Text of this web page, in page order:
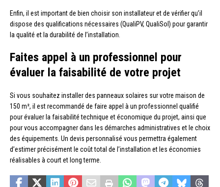
Enfin, il est important de bien choisir son installateur et de vérifier qu’il
dispose des qualifications nécessaires (QualiPV, QualiSol) pour garantir
la qualité et la durabilité de l’installation.
Faites appel à un professionnel pour
évaluer la faisabilité de votre projet
Si vous souhaitez installer des panneaux solaires sur votre maison de
150 m², il est recommandé de faire appel à un professionnel qualifié
pour évaluer la faisabilité technique et économique du projet, ainsi que
pour vous accompagner dans les démarches administratives et le choix
des équipements. Un devis personnalisé vous permettra également
d’estimer précisément le coût total de l’installation et les économies
réalisables à court et long terme.